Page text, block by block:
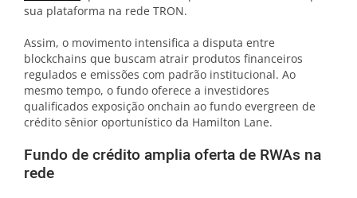
sua plataforma na rede TRON.
Assim, o movimento intensifica a disputa entre
blockchains que buscam atrair produtos financeiros
regulados e emissões com padrão institucional. Ao
mesmo tempo, o fundo oferece a investidores
qualificados exposição onchain ao fundo evergreen de
crédito sênior oportunístico da Hamilton Lane.
Fundo de crédito amplia oferta de RWAs na
rede